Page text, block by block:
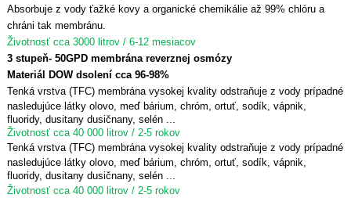
Absorbuje z vody ťažké kovy a organické chemikálie až 99% chlóru a
chráni tak membránu.
Životnosť cca 3000 litrov / 6-12 mesiacov
3 stupeň- 50GPD membrána reverznej osmózy
Materiál DOWdsolení cca 96-98%
Tenká vrstva (TFC) membrána vysokej kvality odstraňuje z vody prípadné
nasledujúce látky olovo, meď bárium, chróm, ortuť, sodík, vápnik,
fluoridy, dusitany dusičnany, selén ...
Životnosť cca 40 000 litrov / 2-5 rokov
Tenká vrstva (TFC) membrána vysokej kvality odstraňuje z vody prípadné
nasledujúce látky olovo, meď bárium, chróm, ortuť, sodík, vápnik,
fluoridy, dusitany dusičnany, selén ...
Životnosť cca 40 000 litrov / 2-5 rokov